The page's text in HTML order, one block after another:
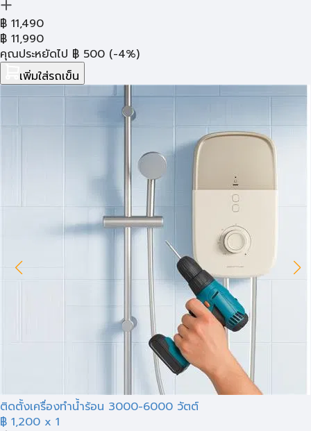
฿ 11,490
฿ 11,990
คุณประหยัดไป ฿ 500 (-4%)
เพิ่มใส่รถเข็น
ติดตั้งเครื่องทำน้ำร้อน 3000-6000 วัตต์
฿ 1,200 x 1